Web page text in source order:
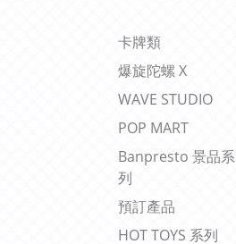
卡牌類
爆旋陀螺 X
WAVE STUDIO
POP MART
Banpresto 景品系
列
預訂產品
HOT TOYS 系列